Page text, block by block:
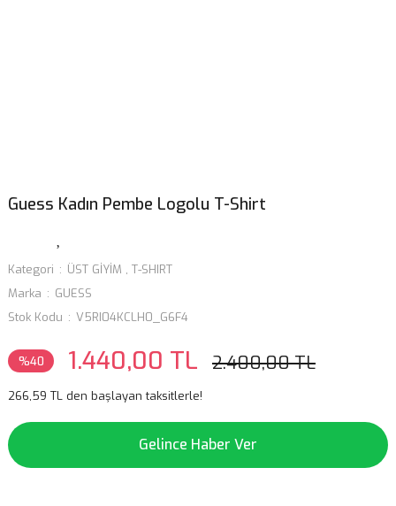
Guess Kadın Pembe Logolu T-Shirt
Kategori ÜST GİYİM , T-SHIRT
Marka
GUESS
Stok Kodu
V5RI04KCLH0_G6F4
%40 1.440,00 TL 2.400,00 TL
266,59 TL den başlayan taksitlerle!
Gelince Haber Ver